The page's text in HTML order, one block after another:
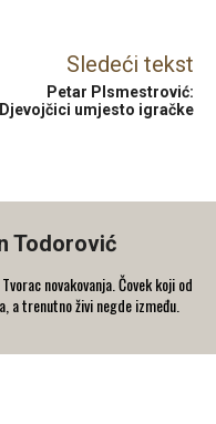
Sledeći tekst
Petar PIsmestrović:
Djevojčici umjesto igračke
Todorović
novakovanja. Čovek koji od
a trenutno živi negde između.